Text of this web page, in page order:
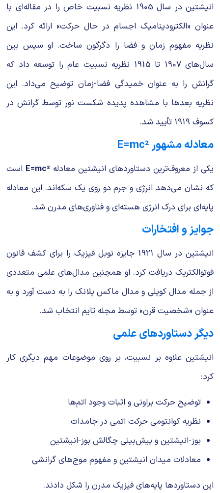
انیشتین در سال 1905 نظریه نسبیت خاص را در مقاله‌ای با
عنوان «الکترودینامیک اجسام در حال حرکت» ارائه کرد. این
نظریه مفهوم زمان و فضا را دگرگون ساخت. او سپس بین
سال‌های 1907 تا 1915 نظریه نسبیت عام را توسعه داد که
گرانش را به عنوان خمیدگی فضا-زمان توضیح می‌داد. این
نظریه بعدها با مشاهده پدیده شکست نور توسط گرانش در
کسوف 1919 تأیید شد.
معادله مشهور E=mc²
یکی از معروف‌ترین دستاوردهای انیشتین معادله E=mc² است
که نشان می‌دهد انرژی و جرم دو روی یک سکه‌اند. این معادله
پایه‌ای برای درک انرژی هسته‌ای و فناوری‌های مدرن شد.
جوایز و افتخارات
انیشتین در سال 1921 جایزه نوبل فیزیک را برای کشف قانون
فوتوالکتریک دریافت کرد. او همچنین مدال‌های علمی متعددی
از جمله مدال کوپلی و مدال ماکس پلانک را به دست آورد و به
عنوان «شخصیت قرن» توسط مجله تایم انتخاب شد.
دیگر دستاوردهای علمی
انیشتین علاوه بر نسبیت، بر روی موضوعات مهم دیگری کار
کرد:
توضیح حرکت براونی و اثبات وجود اتم‌ها
نظریه کوانتومی حرکت اتمی در جامدات
بوز-انیشتین و پیش‌بینی چگالش بوز-انیشتین
معادلات میدان انیشتین و مفهوم موج‌های گرانشی
این دستاوردها پایه‌های فیزیک مدرن را شکل دادند.